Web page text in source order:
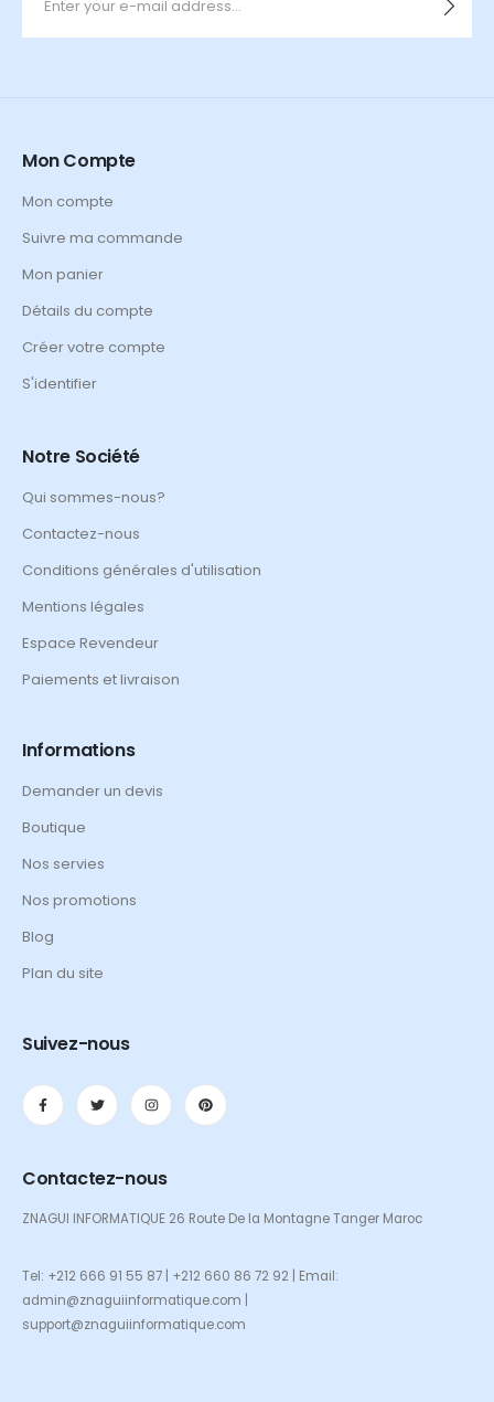
Mon Compte
Mon compte
Suivre ma commande
Mon panier
Détails du compte
Créer votre compte
S'identifier
Notre Société
Qui sommes-nous?
Contactez-nous
Conditions générales d'utilisation
Mentions légales
Espace Revendeur
Paiements et livraison
Informations
Demander un devis
Boutique
Nos servies
Nos promotions
Blog
Plan du site
Suivez-nous
Contactez-nous
ZNAGUI INFORMATIQUE 26 Route De la Montagne Tanger Maroc
Tel: +212 666 91 55 87 | +212 660 86 72 92 | Email:
admin@znaguiinformatique.com |
support@znaguiinformatique.com